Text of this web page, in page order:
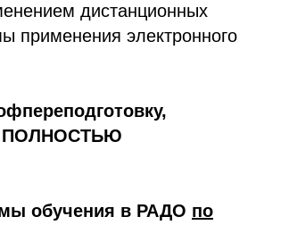
дистанционных
применения электронного
ПОЛНОСТЬЮ
обучения в РАДО по